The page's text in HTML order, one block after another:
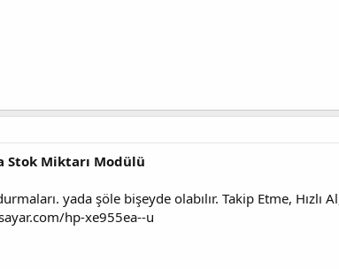
Stok Miktarı Modülü
yada şöle bişeyde olabılır. Takip Etme, Hızlı
hp-xe955ea--u